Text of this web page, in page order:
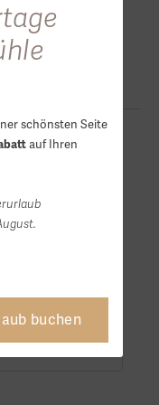
schönsten Seite
auf Ihren
buchen